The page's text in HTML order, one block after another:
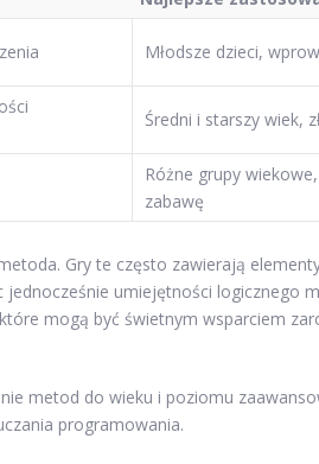
Młodsze dzieci,
Średni i starszy wiek,
Różne grupy
zabawę
Gry te często zawierają
umiejętności logicznego
mogą być świetnym wsparciem
metod do wieku i poziomu
programowania.